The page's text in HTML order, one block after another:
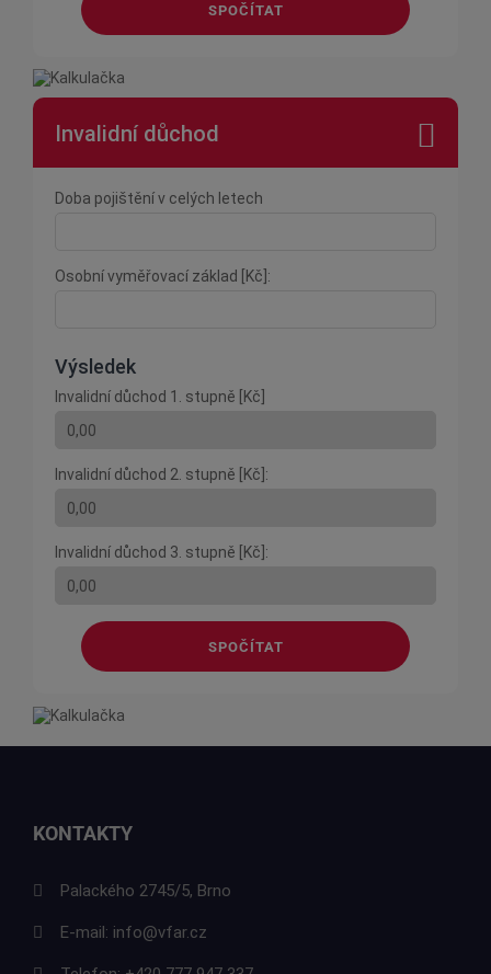
SPOČÍTAT
Invalidní důchod
Doba pojištění v celých letech
Osobní vyměřovací základ [Kč]:
Výsledek
Invalidní důchod 1. stupně [Kč]
Invalidní důchod 2. stupně [Kč]:
Invalidní důchod 3. stupně [Kč]:
SPOČÍTAT
KONTAKTY
Palackého 2745/5, Brno
E-mail: info@vfar.cz